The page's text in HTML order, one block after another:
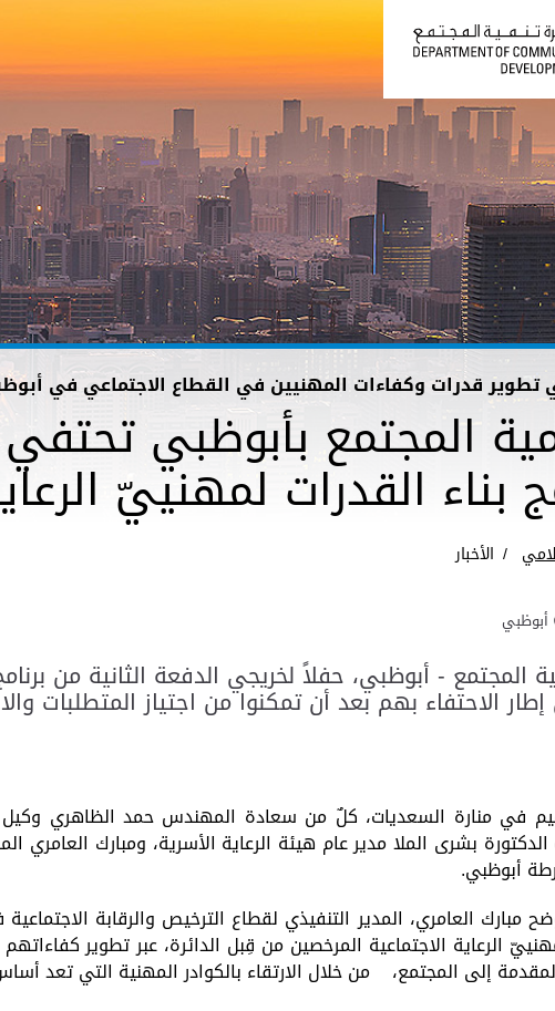
تطوير قدرات وكفاءات المهنيين في القطاع الاجتماعي في
بناء القدرات لمهنييّ
الأخبار
أبوظبي
الاحتفاء بهم بعد أن تمكنوا من اجتياز المتطلبات
في منارة السعديات، كلٌ من سعادة المهندس حمد الظاهري وكيل
بشرى الملا مدير عام هيئة الرعاية الأسرية، ومبارك العامري
أبوظبي.
مبارك العامري، المدير التنفيذي لقطاع الترخيص والرقابة
الرعاية الاجتماعية المرخصين من قِبل الدائرة، عبر تطوير
إلى المجتمع، من خلال الارتقاء بالكوادر المهنية التي تعد